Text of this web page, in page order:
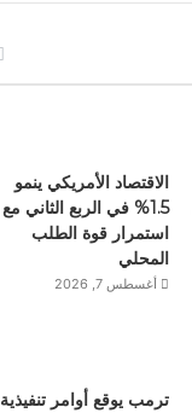
الاقتصاد الأمريكي ينمو
1.5% في الربع الثاني مع
استمرار قوة الطلب
المحلي
أغسطس 7, 2026
ترمب يوقع أوامر تنفيذية